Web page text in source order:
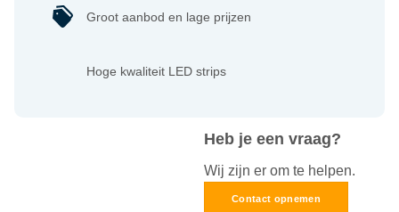
Heb je een vraag?
Wij zijn er om te helpen.
Contact opnemen
Groot aanbod en lage prijzen
Hoge kwaliteit LED strips